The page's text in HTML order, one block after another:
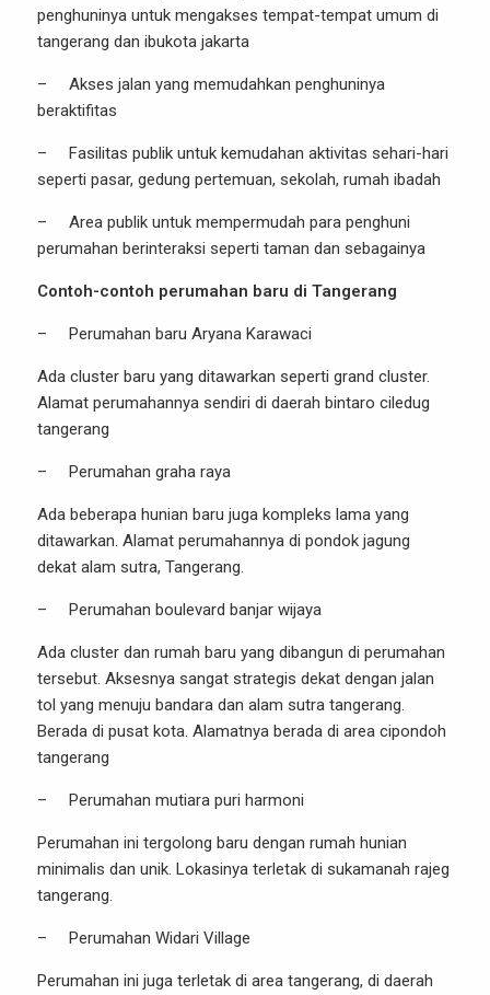
penghuninya untuk mengakses tempat-tempat umum di
tangerang dan ibukota jakarta
– Akses jalan yang memudahkan penghuninya
beraktifitas
– Fasilitas publik untuk kemudahan aktivitas sehari-hari
seperti pasar, gedung pertemuan, sekolah, rumah ibadah
– Area publik untuk mempermudah para penghuni
perumahan berinteraksi seperti taman dan sebagainya
Contoh-contoh perumahan baru di Tangerang
– Perumahan baru Aryana Karawaci
Ada cluster baru yang ditawarkan seperti grand cluster.
Alamat perumahannya sendiri di daerah bintaro ciledug
tangerang
– Perumahan graha raya
Ada beberapa hunian baru juga kompleks lama yang
ditawarkan. Alamat perumahannya di pondok jagung
dekat alam sutra, Tangerang.
– Perumahan boulevard banjar wijaya
Ada cluster dan rumah baru yang dibangun di perumahan
tersebut. Aksesnya sangat strategis dekat dengan jalan
tol yang menuju bandara dan alam sutra tangerang.
Berada di pusat kota. Alamatnya berada di area cipondoh
tangerang
– Perumahan mutiara puri harmoni
Perumahan ini tergolong baru dengan rumah hunian
minimalis dan unik. Lokasinya terletak di sukamanah rajeg
tangerang.
– Perumahan Widari Village
Perumahan ini juga terletak di area tangerang, di daerah